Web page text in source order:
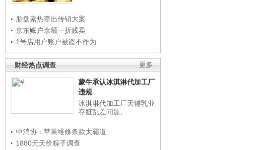
胎盘素热牵出传销大案
京东账户余额一折贱卖
1号店用户账户被盗不作为
更多
财经热点调查
蒙牛承认冰淇淋代加工厂
违规
冰淇淋代加工厂天辅乳业
存脏乱差问题。
中消协：苹果维修条款太霸道
1880元天价粽子调查